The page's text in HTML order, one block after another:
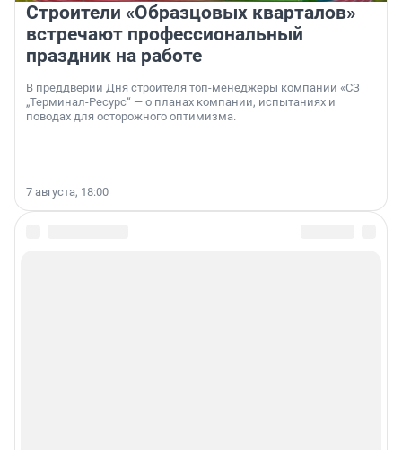
Строители «Образцовых кварталов»
встречают профессиональный
праздник на работе
В преддверии Дня строителя топ-менеджеры компании «СЗ
„Терминал-Ресурс“ — о планах компании, испытаниях и
поводах для осторожного оптимизма.
7 августа, 18:00